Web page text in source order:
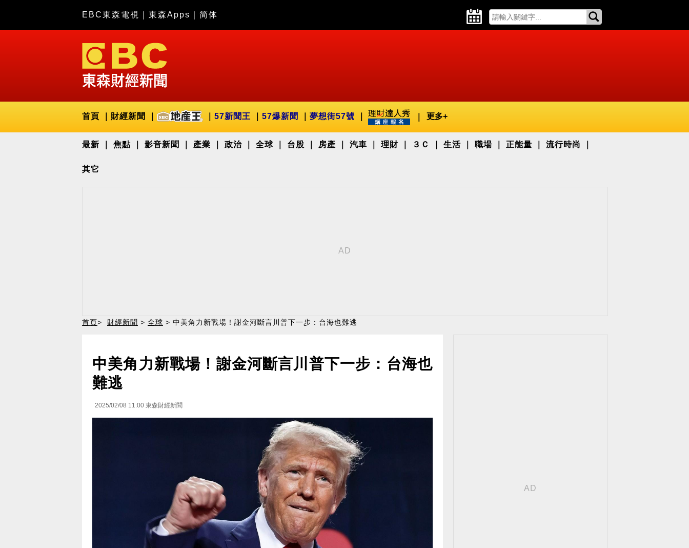
EBC東森電視 東森Apps 简体
首頁 財經新聞 57新聞王 57爆新聞 夢想街57號 更多+
最新 焦點 影音新聞 產業 政治 全球 台股 房產 汽車 理財 ３Ｃ 生活 職場 正能量 流行時尚
其它
首頁> 財經新聞 > 全球 > 中美角力新戰場！謝金河斷言川普下一步：台海也難逃
中美角力新戰場！謝金河斷言川普下一步：台海也
難逃
2025/02/08 11:00 東森財經新聞